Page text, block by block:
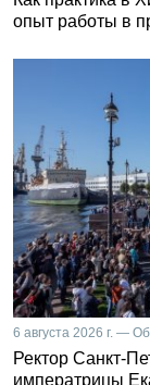
опыт работы в
6 августа 2026 г. —
Ректор Санкт-
императрицы